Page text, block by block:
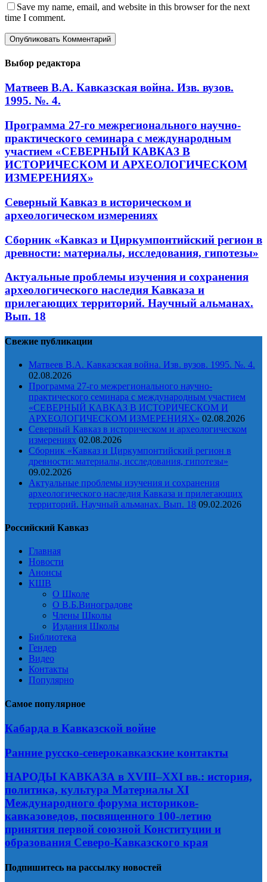
Save my name, email, and website in this browser for the next
time I comment.
Выбор редактора
Матвеев В.А. Кавказская война. Изв. вузов.
1995. №. 4.
Программа 27-го межрегионального научно-
практического семинара с международным
участием «СЕВЕРНЫЙ КАВКАЗ В
ИСТОРИЧЕСКОМ И АРХЕОЛОГИЧЕСКОМ
ИЗМЕРЕНИЯХ»
Северный Кавказ в историческом и
археологическом измерениях
Сборник «Кавказ и Циркумпонтийский регион в
древности: материалы, исследования, гипотезы»
Актуальные проблемы изучения и сохранения
археологического наследия Кавказа и
прилегающих территорий. Научный альманах.
Вып. 18
Свежие публикации
Матвеев В.А. Кавказская война. Изв. вузов. 1995. №. 4.
02.08.2026
Программа 27-го межрегионального научно-
практического семинара с международным участием
«СЕВЕРНЫЙ КАВКАЗ В ИСТОРИЧЕСКОМ И
АРХЕОЛОГИЧЕСКОМ ИЗМЕРЕНИЯХ» 02.08.2026
Северный Кавказ в историческом и археологическом
измерениях 02.08.2026
Сборник «Кавказ и Циркумпонтийский регион в
древности: материалы, исследования, гипотезы»
09.02.2026
Актуальные проблемы изучения и сохранения
археологического наследия Кавказа и прилегающих
территорий. Научный альманах. Вып. 18 09.02.2026
Российский Кавказ
Главная
Новости
Анонсы
КШВ
О Школе
О В.Б.Виноградове
Члены Школы
Издания Школы
Библиотека
Гендер
Видео
Контакты
Популярно
Самое популярное
Кабарда в Кавказской войне
Ранние русско-северокавказские контакты
НАРОДЫ КАВКАЗА в XVIII–XXI вв.: история,
политика, культура Материалы XI
Международного форума историков-
кавказоведов, посвященного 100-летию
принятия первой союзной Конституции и
образования Северо-Кавказского края
Подпишитесь на рассылку новостей